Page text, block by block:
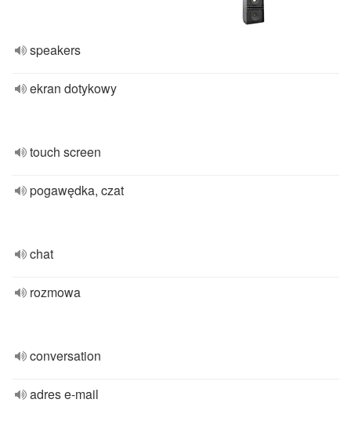
speakers
ekran dotykowy
touch screen
pogawędka, czat
chat
rozmowa
conversation
adres e-mail